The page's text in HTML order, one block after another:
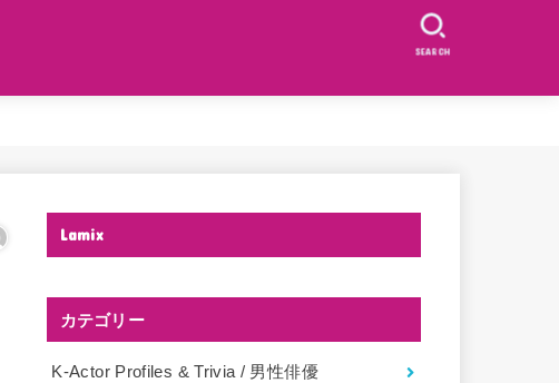
SEARCH
Lamix
カテゴリー
K-Actor Profiles & Trivia / 男性俳優